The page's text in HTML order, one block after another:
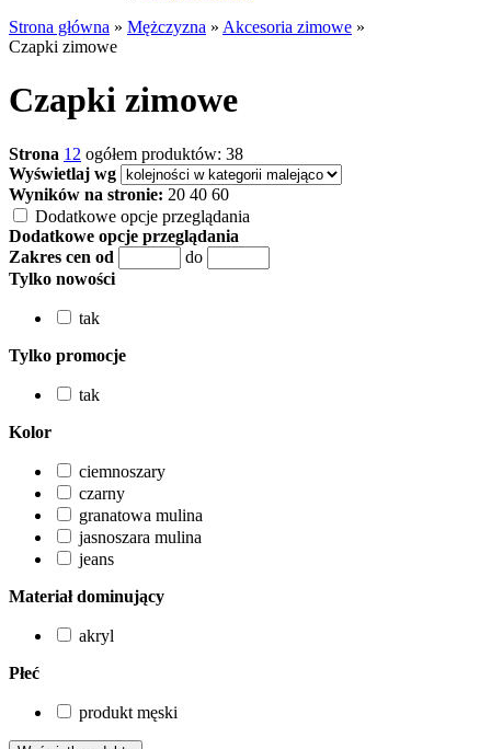
Strona główna » Mężczyzna » Akcesoria zimowe »
Czapki zimowe
Czapki zimowe
Strona 1 2 ogółem produktów: 38
Wyświetlaj wg
Wyników na stronie: 20 40 60
Dodatkowe opcje przeglądania
Dodatkowe opcje przeglądania
Zakres cen od
do
Tylko nowości
tak
Tylko promocje
tak
Kolor
ciemnoszary
czarny
granatowa mulina
jasnoszara mulina
jeans
Materiał dominujący
akryl
Płeć
produkt męski